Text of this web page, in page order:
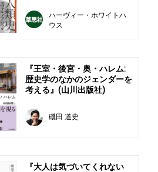
ハーヴィー・ホワイトハ
ウス
『王室・後宮・奥・ハレム:
歴史学のなかのジェンダーを
考える』(山川出版社)
磯田 道史
『大人は気づいてくれない